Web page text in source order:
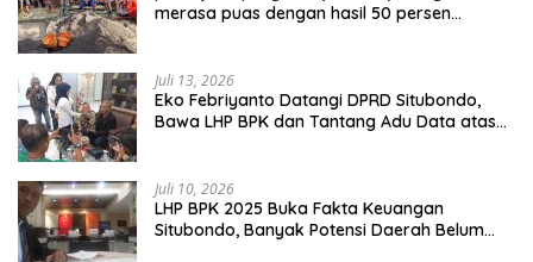
merasa puas dengan hasil 50 persen
Juli 13, 2026
Eko Febriyanto Datangi DPRD Situbondo,
Bawa LHP BPK dan Tantang Adu Data atas
Juli 10, 2026
LHP BPK 2025 Buka Fakta Keuangan
Situbondo, Banyak Potensi Daerah Belum